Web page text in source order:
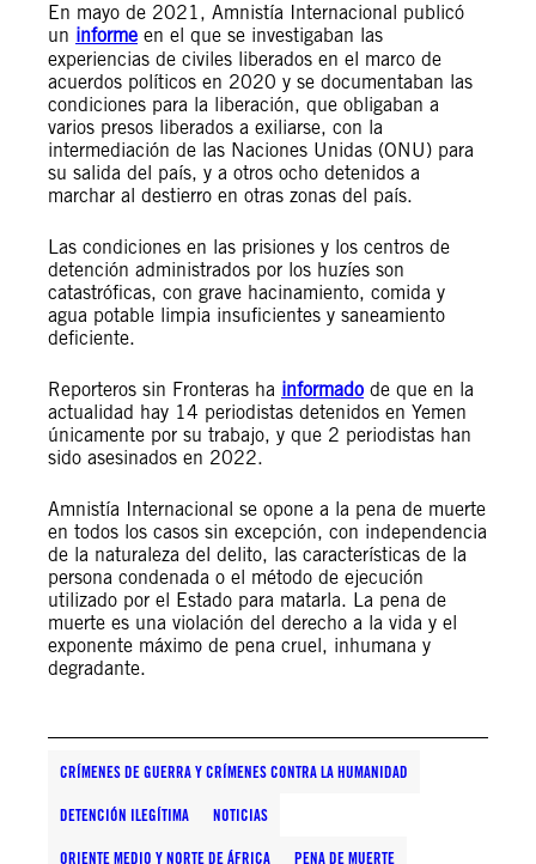
En mayo de 2021, Amnistía Internacional publicó
un informe en el que se investigaban las
experiencias de civiles liberados en el marco de
acuerdos políticos en 2020 y se documentaban las
condiciones para la liberación, que obligaban a
varios presos liberados a exiliarse, con la
intermediación de las Naciones Unidas (ONU) para
su salida del país, y a otros ocho detenidos a
marchar al destierro en otras zonas del país.
Las condiciones en las prisiones y los centros de
detención administrados por los huzíes son
catastróficas, con grave hacinamiento, comida y
agua potable limpia insuficientes y saneamiento
deficiente.
Reporteros sin Fronteras ha informado de que en la
actualidad hay 14 periodistas detenidos en Yemen
únicamente por su trabajo, y que 2 periodistas han
sido asesinados en 2022.
Amnistía Internacional se opone a la pena de muerte
en todos los casos sin excepción, con independencia
de la naturaleza del delito, las características de la
persona condenada o el método de ejecución
utilizado por el Estado para matarla. La pena de
muerte es una violación del derecho a la vida y el
exponente máximo de pena cruel, inhumana y
degradante.
CRÍMENES DE GUERRA Y CRÍMENES CONTRA LA HUMANIDAD
DETENCIÓN ILEGÍTIMA NOTICIAS
ORIENTE MEDIO Y NORTE DE ÁFRICA PENA DE MUERTE